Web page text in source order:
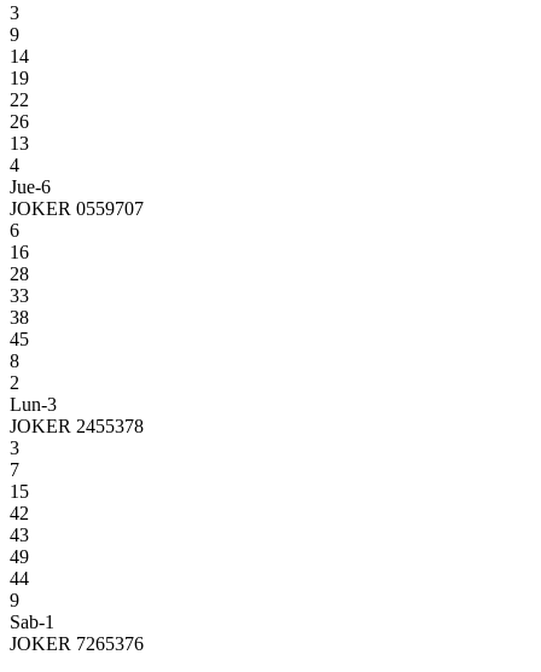
3
9
14
19
22
26
13
4
Jue-6
JOKER 0559707
6
16
28
33
38
45
8
2
Lun-3
JOKER 2455378
3
7
15
42
43
49
44
9
Sab-1
JOKER 7265376